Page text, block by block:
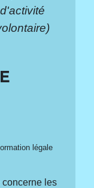
légale
concerne les